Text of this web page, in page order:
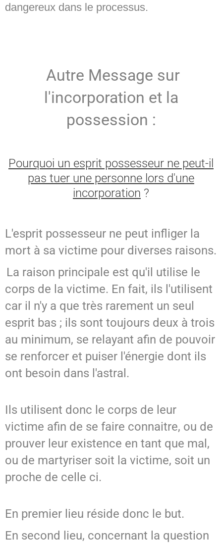
dangereux dans le processus.
Autre Message sur
l'incorporation et la
possession :
Pourquoi un esprit possesseur ne peut-il
pas tuer une personne lors d'une
incorporation ?
L'esprit possesseur ne peut infliger la
mort à sa victime pour diverses raisons.
La raison principale est qu'il utilise le
corps de la victime. En fait, ils l'utilisent
car il n'y a que très rarement un seul
esprit bas ; ils sont toujours deux à trois
au minimum, se relayant afin de pouvoir
se renforcer et puiser l'énergie dont ils
ont besoin dans l'astral.
Ils utilisent donc le corps de leur
victime afin de se faire connaitre, ou de
prouver leur existence en tant que mal,
ou de martyriser soit la victime, soit un
proche de celle ci.
En premier lieu réside donc le but.
En second lieu, concernant la question